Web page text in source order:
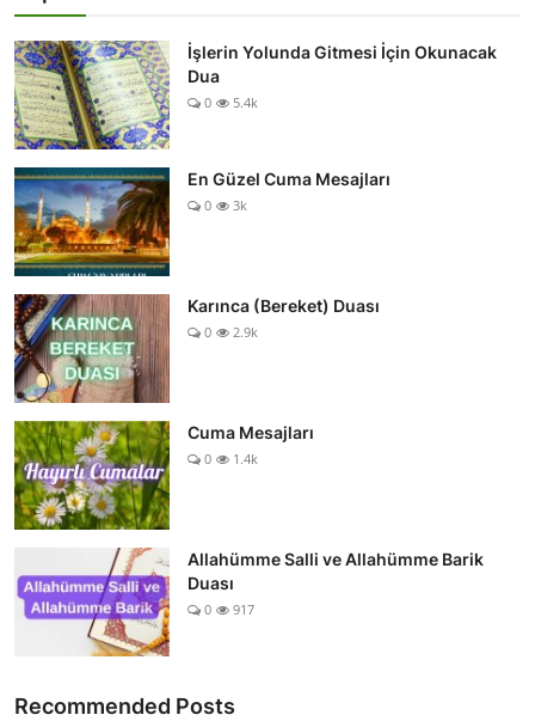
İşlerin Yolunda Gitmesi İçin Okunacak
Dua
0 5.4k
En Güzel Cuma Mesajları
0 3k
Karınca (Bereket) Duası
0 2.9k
Cuma Mesajları
0 1.4k
Allahümme Salli ve Allahümme Barik
Duası
0 917
Recommended Posts